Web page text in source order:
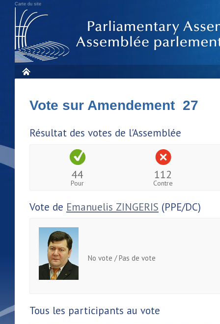
Carte du site
Vote sur Amendement 27
Résultat des votes de l'Assemblée
44
Pour
112
Contre
Vote de Emanuelis ZINGERIS (PPE/DC)
No vote / Pas de vote
Tous les participants au vote